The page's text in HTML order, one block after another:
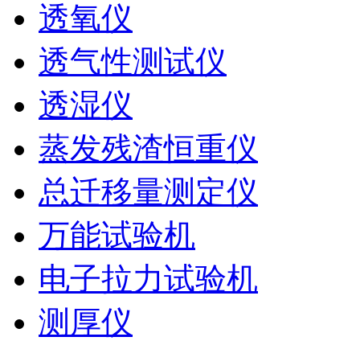
透氧仪
透气性测试仪
透湿仪
蒸发残渣恒重仪
总迁移量测定仪
万能试验机
电子拉力试验机
测厚仪